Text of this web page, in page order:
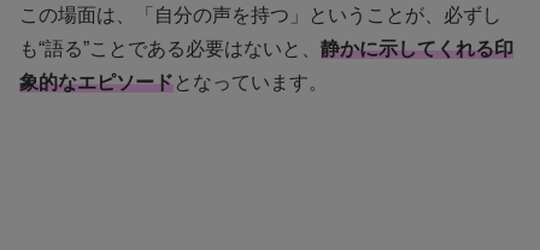
この場面は、「自分の声を持つ」ということが、必ずし
も“語る”ことである必要はないと、 静かに示してくれる印
象的なエピソードとなっています。